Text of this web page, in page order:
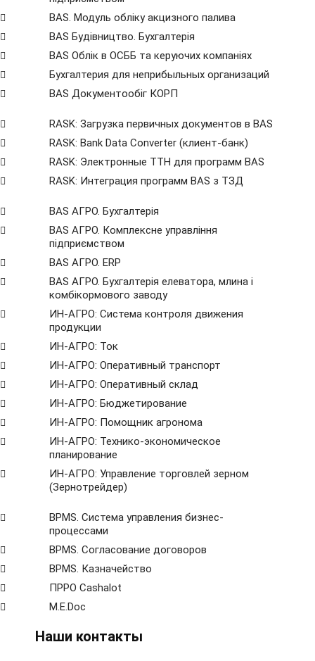
BAS. Модуль обліку акцизного палива
BAS Будівництво. Бухгалтерія
BAS Облік в ОСББ та керуючих компаніях
Бухгалтерия для неприбыльных организаций
BAS Документообіг КОРП
RASK: Загрузка первичных документов в BAS
RASK: Bank Data Сonverter (клиент-банк)
RASK: Электронные ТТН для программ BAS
RASK: Интеграция программ BAS з ТЗД
BAS АГРО. Бухгалтерія
BAS АГРО. Комплексне управління
підприємством
BAS АГРО. ERP
BAS АГРО. Бухгалтерія елеватора, млина і
комбікормового заводу
ИН-АГРО: Система контроля движения
продукции
ИН-АГРО: Ток
ИН-АГРО: Оперативный транспорт
ИН-АГРО: Оперативный склад
ИН-АГРО: Бюджетирование
ИН-АГРО: Помощник агронома
ИН-АГРО: Технико-экономическое
планирование
ИН-АГРО: Управление торговлей зерном
(Зернотрейдер)
ВРМS. Система управления бизнес-
процессами
BPMS. Согласование договоров
BPМS. Казначейство
ПРРО Cashalot
M.E.Doc
Наши контакты